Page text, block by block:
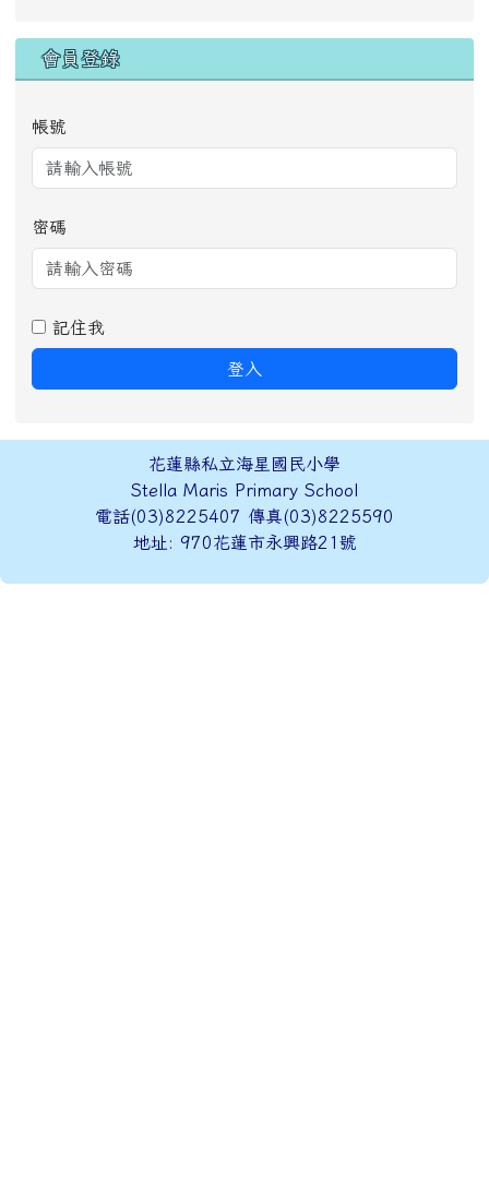
會員登錄
帳號
密碼
記住我
登入
頁尾區域內容花蓮縣私立海星國民小學
Stella Maris Primary School
電話(03)8225407 傳真(03)8225590
地址: 970花蓮市永興路21號